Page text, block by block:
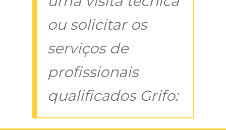
ou solicitar os
serviços de
profissionais
qualificados Grifo: